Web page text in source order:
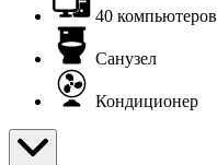
40 компьютеров
Санузел
Кондиционер